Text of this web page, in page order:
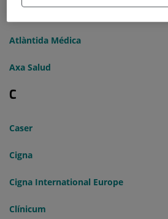
Atlàntida Médica
Axa Salud
C
Caser
Cigna
Cigna International Europe
Clínicum